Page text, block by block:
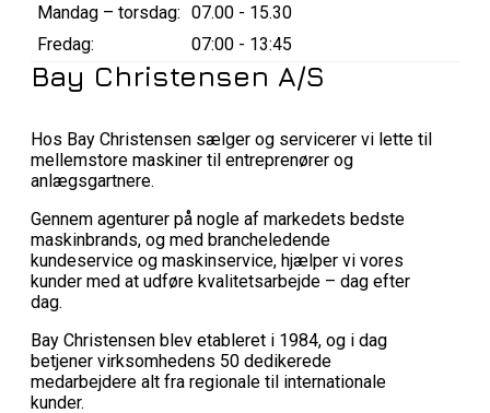
Mandag – torsdag: 07.00 - 15.30
Fredag:
07:00 - 13:45
Bay Christensen A/S
Hos Bay Christensen sælger og servicerer vi lette til
mellemstore maskiner til entreprenører og
anlægsgartnere.
Gennem agenturer på nogle af markedets bedste
maskinbrands, og med brancheledende
kundeservice og maskinservice, hjælper vi vores
kunder med at udføre kvalitetsarbejde – dag efter
dag.
Bay Christensen blev etableret i 1984, og i dag
betjener virksomhedens 50 dedikerede
medarbejdere alt fra regionale til internationale
kunder.